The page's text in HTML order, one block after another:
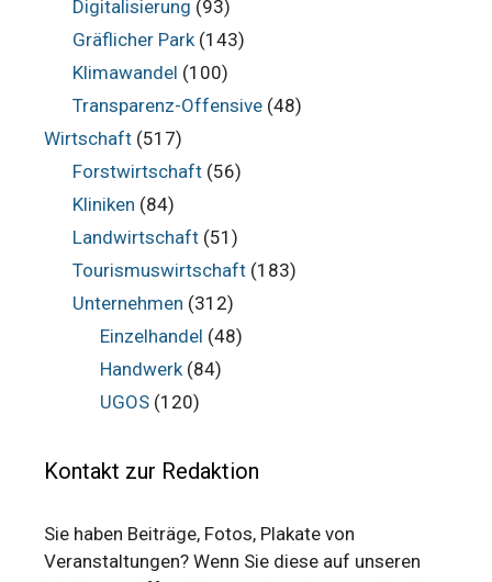
Digitalisierung (93)
Gräflicher Park(143)
Klimawandel (100)
Transparenz-Offensive(48)
Wirtschaft (517)
Forstwirtschaft(56)
Kliniken (84)
Landwirtschaft(51)
Tourismuswirtschaft(183)
Unternehmen (312)
Einzelhandel (48)
Handwerk(84)
UGOS (120)
Kontakt zur Redaktion
Sie haben Beiträge, Fotos, Plakate von
Veranstaltungen? Wenn Sie diese auf unseren